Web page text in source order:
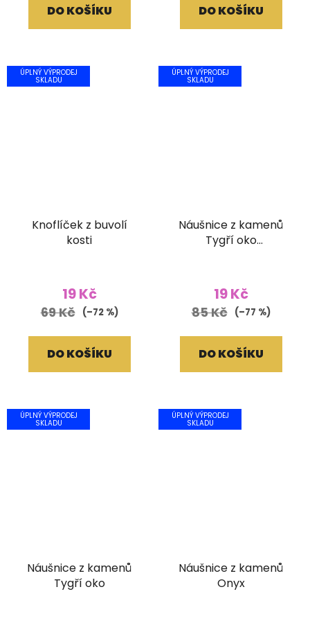
DO KOŠÍKU DO KOŠÍKU
ÚPLNÝ VÝPRODEJ
SKLADU
Knoflíček z buvolí
kosti
19 Kč
69 Kč (–72 %)
DO KOŠÍKU
ÚPLNÝ VÝPRODEJ
SKLADU
Náušnice z kamenů
Tygří oko
19 Kč
85 Kč (–77 %)
DO KOŠÍKU
ÚPLNÝ VÝPRODEJ
SKLADU
Náušnice z kamenů
Tygří oko
ÚPLNÝ VÝPRODEJ
SKLADU
Náušnice z kamenů
Onyx